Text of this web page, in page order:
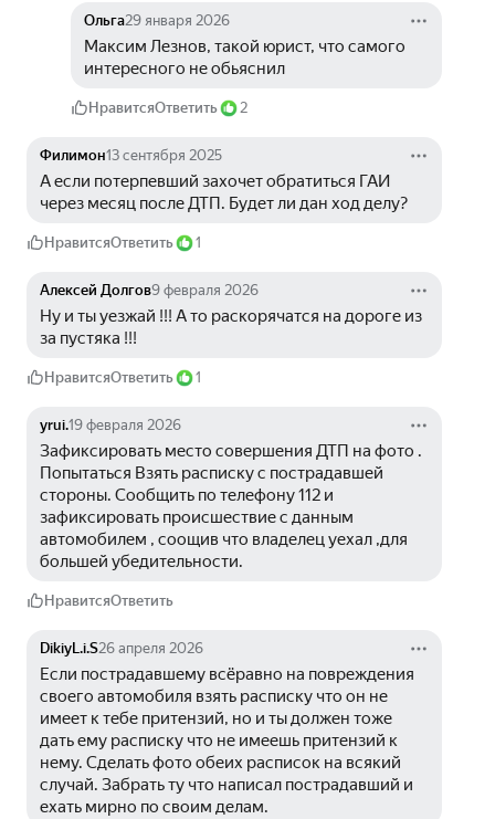
Ольга29 января 2026
Максим Лезнов, такой юрист, что самого
интересного не обьяснил
НравитсяОтветить 2
Филимон13 сентября 2025
А если потерпевший захочет обратиться ГАИ
через месяц после ДТП. Будет ли дан ход делу?
НравитсяОтветить 1
Алексей Долгов9 февраля 2026
Ну и ты уезжай !!! А то раскорячатся на дороге из
за пустяка !!!
НравитсяОтветить 1
yrui.19 февраля 2026
Зафиксировать место совершения ДТП на фото .
Попытаться Взять расписку с пострадавшей
стороны. Сообщить по телефону 112 и
зафиксировать происшествие с данным
автомобилем , соощив что владелец уехал ,для
большей убедительности.
НравитсяОтветить
DikiyL.i.S26 апреля 2026
Если пострадавшему всёравно на повреждения
своего автомобиля взять расписку что он не
имеет к тебе притензий, но и ты должен тоже
дать ему расписку что не имеешь притензий к
нему. Сделать фото обеих расписок на всякий
случай. Забрать ту что написал пострадавший и
ехать мирно по своим делам.